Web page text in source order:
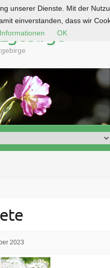
2023
unserer Dienste. Mit der
einverstanden, dass wir
OK